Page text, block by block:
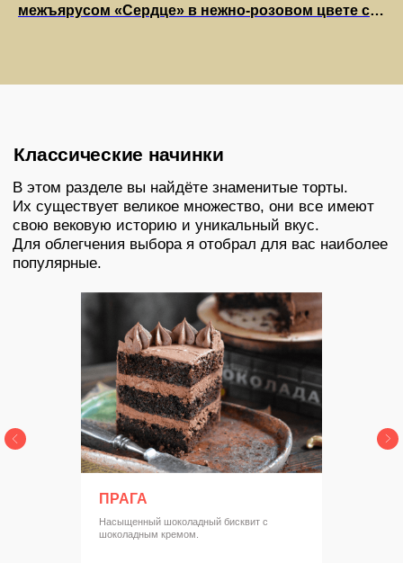
межъярусом «Сердце» в нежно-розовом цвете с
ПРАГА
Насыщенный шоколадный бисквит с
шоколадным кремом.